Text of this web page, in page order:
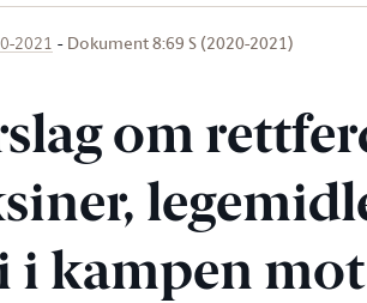
2021 Dokument 8:69 S (2020-2021)
om
i kampen